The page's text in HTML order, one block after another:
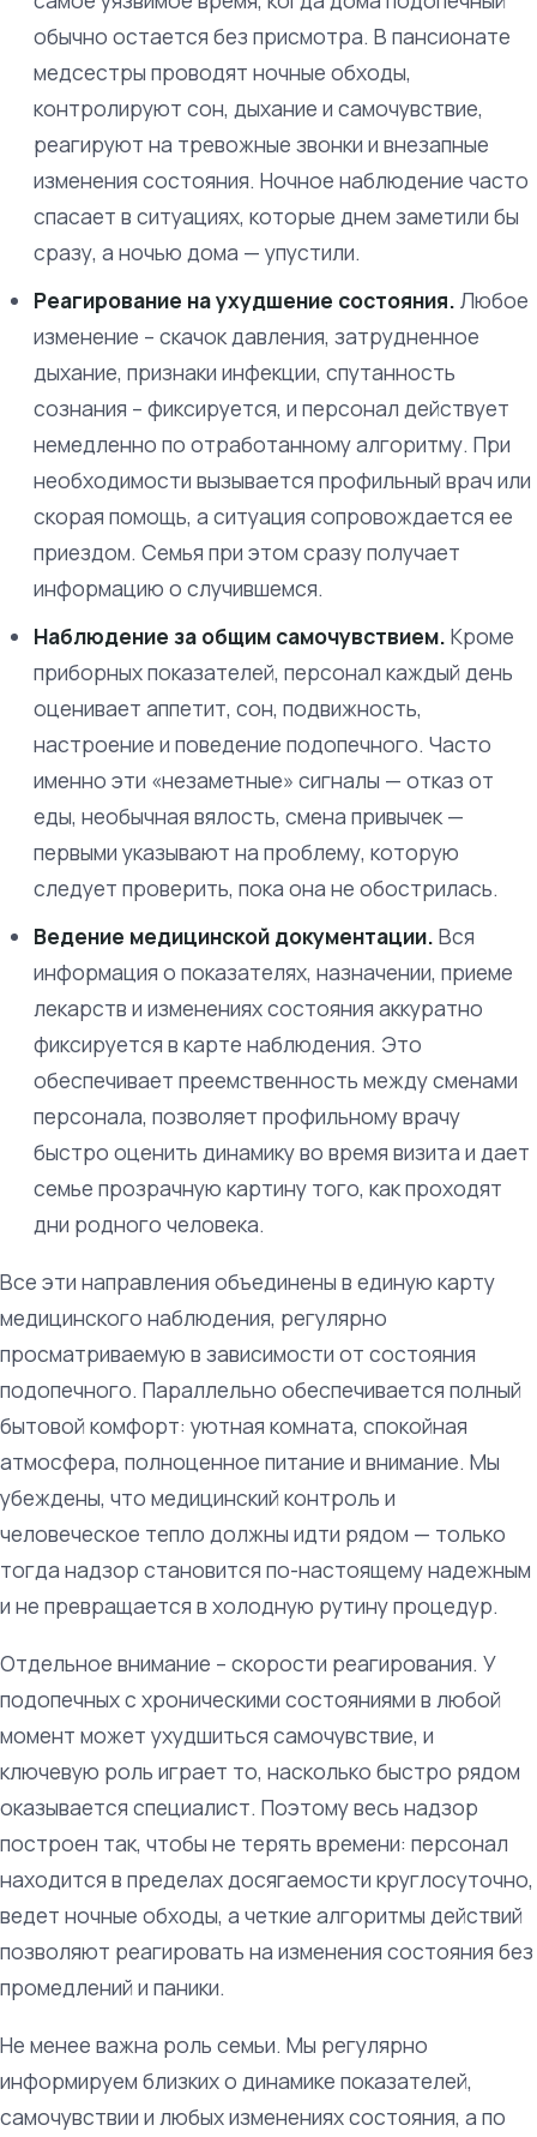
обычно остается без присмотра. В пансионате
медсестры проводят ночные обходы,
контролируют сон, дыхание и самочувствие,
реагируют на тревожные звонки и внезапные
изменения состояния. Ночное наблюдение часто
спасает в ситуациях, которые днем заметили бы
сразу, а ночью дома — упустили.
Реагирование на ухудшение состояния. Любое
изменение – скачок давления, затрудненное
дыхание, признаки инфекции, спутанность
сознания – фиксируется, и персонал действует
немедленно по отработанному алгоритму. При
необходимости вызывается профильный врач или
скорая помощь, а ситуация сопровождается ее
приездом. Семья при этом сразу получает
информацию о случившемся.
Наблюдение за общим самочувствием. Кроме
приборных показателей, персонал каждый день
оценивает аппетит, сон, подвижность,
настроение и поведение подопечного. Часто
именно эти «незаметные» сигналы — отказ от
еды, необычная вялость, смена привычек —
первыми указывают на проблему, которую
следует проверить, пока она не обострилась.
Ведение медицинской документации. Вся
информация о показателях, назначении, приеме
лекарств и изменениях состояния аккуратно
фиксируется в карте наблюдения. Это
обеспечивает преемственность между сменами
персонала, позволяет профильному врачу
быстро оценить динамику во время визита и дает
семье прозрачную картину того, как проходят
дни родного человека.
Все эти направления объединены в единую карту
медицинского наблюдения, регулярно
просматриваемую в зависимости от состояния
подопечного. Параллельно обеспечивается полный
бытовой комфорт: уютная комната, спокойная
атмосфера, полноценное питание и внимание. Мы
убеждены, что медицинский контроль и
человеческое тепло должны идти рядом — только
тогда надзор становится по-настоящему надежным
и не превращается в холодную рутину процедур.
Отдельное внимание – скорости реагирования. У
подопечных с хроническими состояниями в любой
момент может ухудшиться самочувствие, и
ключевую роль играет то, насколько быстро рядом
оказывается специалист. Поэтому весь надзор
построен так, чтобы не терять времени: персонал
находится в пределах досягаемости круглосуточно,
ведет ночные обходы, а четкие алгоритмы действий
позволяют реагировать на изменения состояния без
промедлений и паники.
Не менее важна роль семьи. Мы регулярно
информируем близких о динамике показателей,
самочувствии и любых изменениях состояния, а по